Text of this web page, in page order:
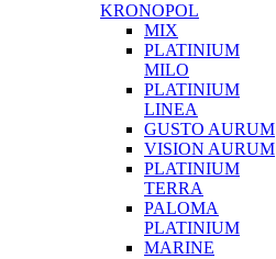
KRONOPOL
MIX
PLATINIUM
MILO
PLATINIUM
LINEA
GUSTO AURUM
VISION AURUM
PLATINIUM
TERRA
PALOMA
PLATINIUM
MARINE